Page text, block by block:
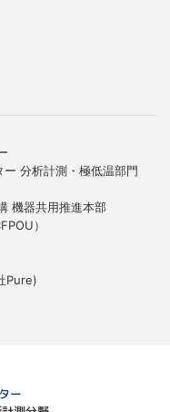
分析計測・極低温部門
機器共用推進本部
）
Pure)
ー